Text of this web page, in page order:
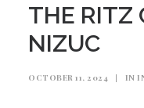
THE RITZ
NIZUC
OCTOBER 11, 2024 | IN